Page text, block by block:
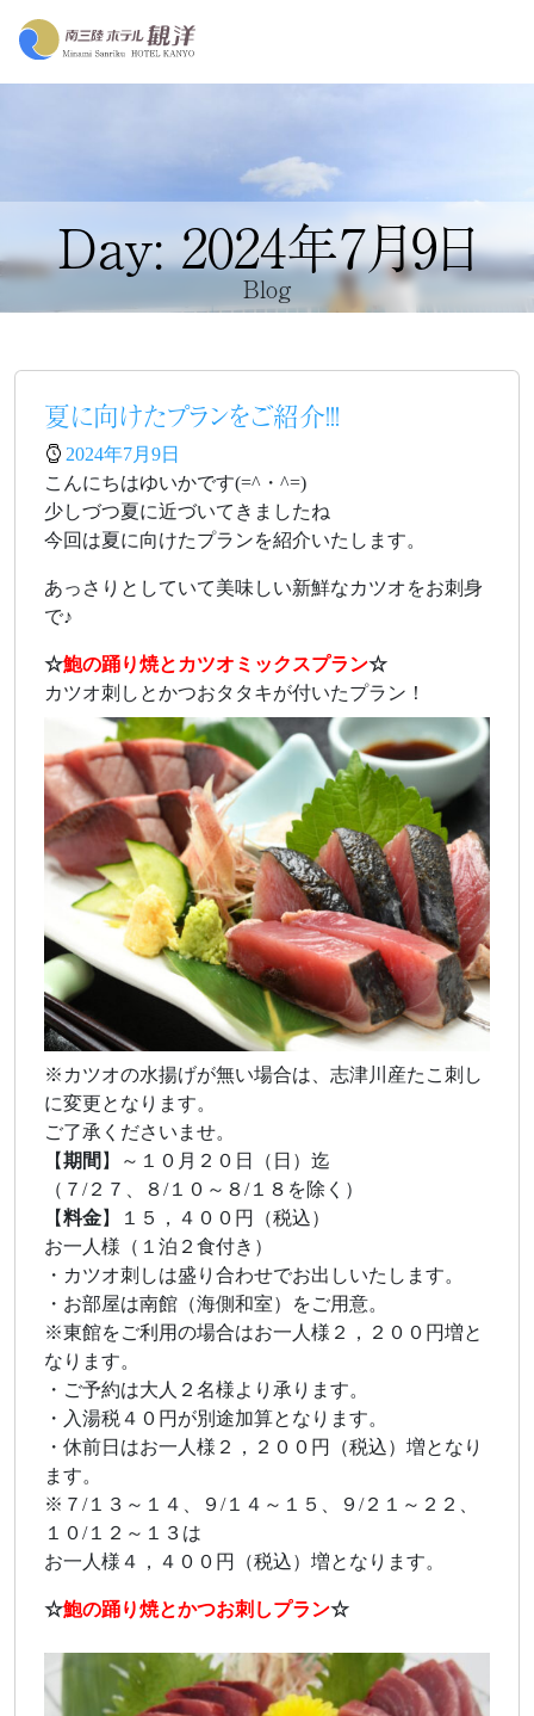
Day: 2024年7月9日
Blog
夏に向けたプランをご紹介!!!
2024年7月9日
こんにちはゆいかです(=^・^=)
少しづつ夏に近づいてきましたね
今回は夏に向けたプランを紹介いたします。
あっさりとしていて美味しい新鮮なカツオをお刺身
で♪
☆鮑の踊り焼とカツオミックスプラン☆
カツオ刺しとかつおタタキが付いたプラン！
※カツオの水揚げが無い場合は、志津川産たこ刺し
に変更となります。
ご了承くださいませ。
【期間 】～１０月２０日（日）迄
（７/２７、８/１０～８/１８を除く）
【料金】１５，４００円（税込）
お一人様（１泊２食付き）
・カツオ刺しは盛り合わせでお出しいたします。
・お部屋は南館（海側和室）をご用意。
※東館をご利用の場合はお一人様２，２００円増と
なります。
・ご予約は大人２名様より承ります。
・入湯税４０円が別途加算となります。
・休前日はお一人様２，２００円（税込）増となり
ます。
※７/１３～１４、９/１４～１５、９/２１～２２、
１０/１２～１３は
お一人様４，４００円（税込）増となります。
☆鮑の踊り焼とかつお刺しプラン☆